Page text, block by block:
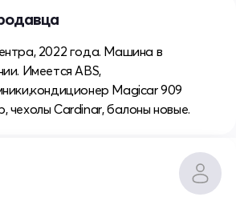
2022 года. Машина в
Имеется ABS,
Magicar 909
чехолы Cardinar, балоны новые.